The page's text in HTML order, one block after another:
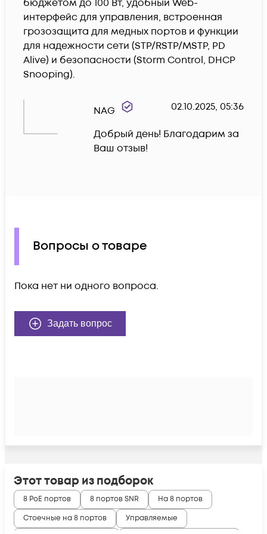
бюджетом до 100 Вт, удобный Web-
интерфейс для управления, встроенная
грозозащита для медных портов и функции
для надежности сети (STP/RSTP/MSTP, PD
Alive) и безопасности (Storm Control, DHCP
Snooping).
NAG 02.10.2025, 05:36
Добрый день! Благодарим за
Ваш отзыв!
Вопросы о товаре
Пока нет ни одного вопроса.
Задать вопрос
Этот товар из подборок
8 PoE портов 8 портов SNR
На 8 портов
Стоечные на 8 портов
Управляемые